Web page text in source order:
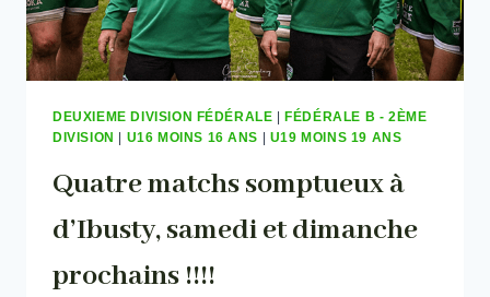
DEUXIEME DIVISION FÉDÉRALE
FÉDÉRALE B - 2ÈME
DIVISION
U16 MOINS 16 ANS U19 MOINS 19 ANS
Quatre matchs somptueux à
d’Ibusty, samedi et dimanche
prochains !!!!